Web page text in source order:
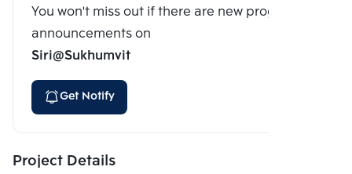
You won't miss out if there are new program
announcements on
Siri@Sukhumvit
Get Notify
Project Details